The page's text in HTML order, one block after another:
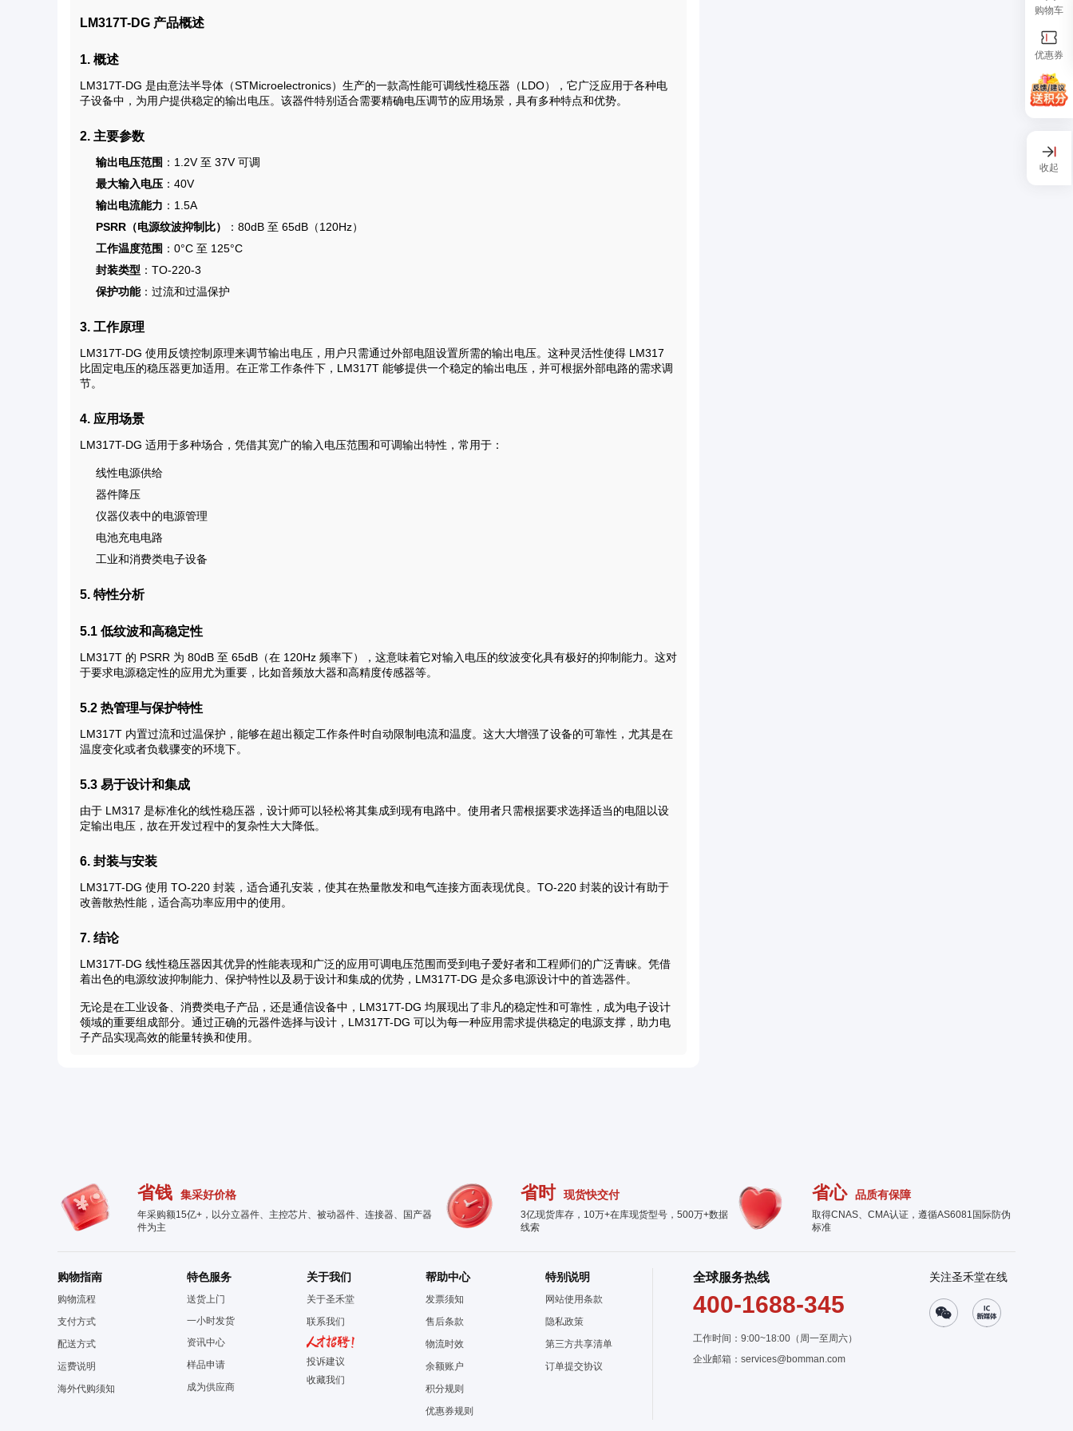
LM317T-DG 产品概述
1. 概述
LM317T-DG 是由意法半导体（STMicroelectronics）生产的一款高性能可调线性稳压器（LDO），它广泛应用于各种电
子设备中，为用户提供稳定的输出电压。该器件特别适合需要精确电压调节的应用场景，具有多种特点和优势。
2. 主要参数
输出电压范围 ：1.2V 至 37V 可调
最大输入电压 ：40V
输出电流能力 ：1.5A
PSRR（电源纹波抑制比）
：80dB 至 65dB（120Hz）
工作温度范围 ：0°C 至 125°C
封装类型 ：TO-220-3
保护功能：过流和过温保护
3. 工作原理
LM317T-DG 使用反馈控制原理来调节输出电压，用户只需通过外部电阻设置所需的输出电压。这种灵活性使得 LM317
比固定电压的稳压器更加适用。在正常工作条件下，LM317T 能够提供一个稳定的输出电压，并可根据外部电路的需求调
节。
4. 应用场景
LM317T-DG 适用于多种场合，凭借其宽广的输入电压范围和可调输出特性，常用于：
线性电源供给
器件降压
仪器仪表中的电源管理
电池充电电路
工业和消费类电子设备
5. 特性分析
5.1 低纹波和高稳定性
LM317T 的 PSRR 为 80dB 至 65dB（在 120Hz 频率下），这意味着它对输入电压的纹波变化具有极好的抑制能力。这对
于要求电源稳定性的应用尤为重要，比如音频放大器和高精度传感器等。
5.2 热管理与保护特性
LM317T 内置过流和过温保护，能够在超出额定工作条件时自动限制电流和温度。这大大增强了设备的可靠性，尤其是在
温度变化或者负载骤变的环境下。
5.3 易于设计和集成
由于 LM317 是标准化的线性稳压器，设计师可以轻松将其集成到现有电路中。使用者只需根据要求选择适当的电阻以设
定输出电压，故在开发过程中的复杂性大大降低。
6. 封装与安装
LM317T-DG 使用 TO-220 封装，适合通孔安装，使其在热量散发和电气连接方面表现优良。TO-220 封装的设计有助于
改善散热性能，适合高功率应用中的使用。
7. 结论
LM317T-DG 线性稳压器因其优异的性能表现和广泛的应用可调电压范围而受到电子爱好者和工程师们的广泛青睐。凭借
着出色的电源纹波抑制能力、保护特性以及易于设计和集成的优势，LM317T-DG 是众多电源设计中的首选器件。
无论是在工业设备、消费类电子产品，还是通信设备中，LM317T-DG 均展现出了非凡的稳定性和可靠性，成为电子设计
领域的重要组成部分。通过正确的元器件选择与设计，LM317T-DG 可以为每一种应用需求提供稳定的电源支撑，助力电
子产品实现高效的能量转换和使用。
省钱 集采好价格
年采购额15亿+，以分立器件、主控芯片、被动器件、连接器、国产器
件为主
省时 现货快交付
3亿现货库存，10万+在库现货型号，500万+数据
线索
省心 品质有保障
取得CNAS、CMA认证，遵循AS6081国际防伪
标准
购物指南
购物流程
支付方式
配送方式
运费说明
海外代购须知
特色服务
送货上门
一小时发货
资讯中心
样品申请
成为供应商
关于我们
关于圣禾堂
联系我们
投诉建议
收藏我们
帮助中心
发票须知
售后条款
物流时效
余额账户
积分规则
优惠券规则
特别说明
网站使用条款
隐私政策
第三方共享清单
订单提交协议
全球服务热线
400-1688-345
工作时间：9:00~18:00（周一至周六）
企业邮箱： services@bomman.com
关注圣禾堂在线
购物车
优惠券
收起